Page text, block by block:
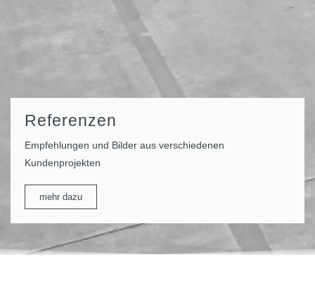
Referenzen
Empfehlungen und Bilder aus verschiedenen
Kundenprojekten
mehr dazu